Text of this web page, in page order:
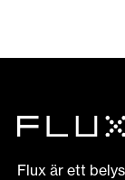
Flux är ett